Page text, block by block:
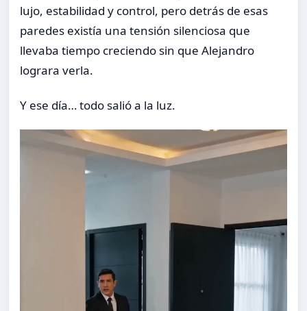
lujo, estabilidad y control, pero detrás de esas
paredes existía una tensión silenciosa que
llevaba tiempo creciendo sin que Alejandro
lograra verla.
Y ese día… todo salió a la luz.